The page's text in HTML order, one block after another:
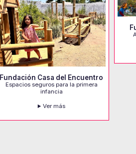
Fundación Casa del Encuentro
Espacios seguros para la primera
infancia
Ver más